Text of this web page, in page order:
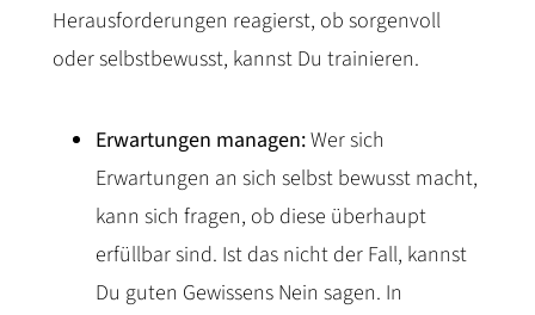
Herausforderungen reagierst, ob sorgenvoll
oder selbstbewusst, kannst Du trainieren.
Erwartungen managen:Wer sich
Erwartungen an sich selbst bewusst macht,
kann sich fragen, ob diese überhaupt
erfüllbar sind. Ist das nicht der Fall, kannst
Du guten Gewissens Nein sagen. In